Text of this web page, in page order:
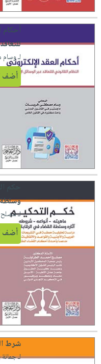
أحكام
لـ
أضف
حكم
وسلطة
لـ
أضف
شرط
لـ